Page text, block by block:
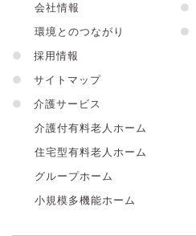
会社情報
環境とのつながり
●
採用情報
●
サイトマップ
●
介護サービス
介護付有料老人ホーム
住宅型有料老人ホーム
グループホーム
小規模多機能ホーム
●
●